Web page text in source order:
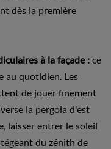
dès la première
à la façade : ce
au quotidien. Les
de jouer finement
la pergola d'est
laisser entrer le soleil
du zénith de